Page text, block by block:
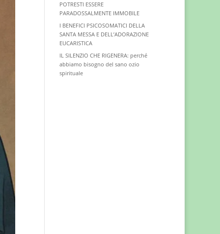
POTRESTI ESSERE
PARADOSSALMENTE IMMOBILE
I BENEFICI PSICOSOMATICI DELLA
SANTA MESSA E DELL’ADORAZIONE
EUCARISTICA
IL SILENZIO CHE RIGENERA: perché
abbiamo bisogno del sano ozio
spirituale